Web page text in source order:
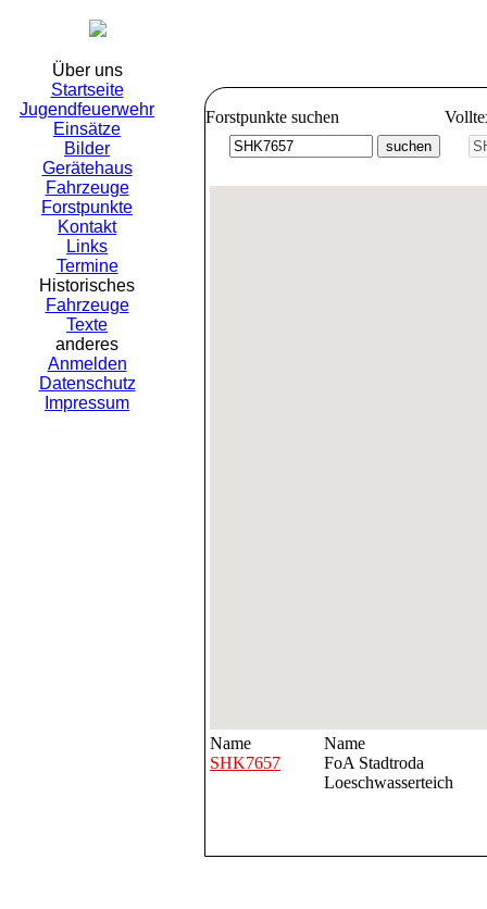
Über uns
Startseite
Jugendfeuerwehr
Einsätze
Bilder
Gerätehaus
Fahrzeuge
Forstpunkte
Kontakt
Links
Termine
Historisches
Fahrzeuge
Texte
anderes
Anmelden
Datenschutz
Impressum
Forstpunkte suchen
Name
Name
SHK7657
FoA Stadtroda
Loeschwasserteich